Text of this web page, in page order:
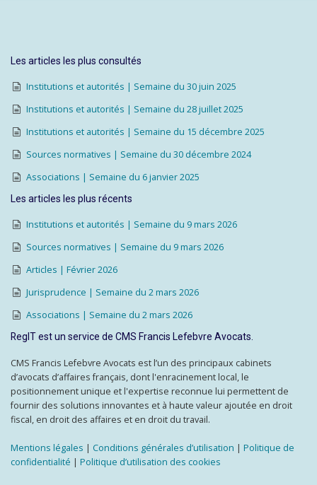
Les articles les plus consultés
Institutions et autorités | Semaine du 30 juin 2025
Institutions et autorités | Semaine du 28 juillet 2025
Institutions et autorités | Semaine du 15 décembre 2025
Sources normatives | Semaine du 30 décembre 2024
Associations | Semaine du 6 janvier 2025
Les articles les plus récents
Institutions et autorités | Semaine du 9 mars 2026
Sources normatives | Semaine du 9 mars 2026
Articles | Février 2026
Jurisprudence | Semaine du 2 mars 2026
Associations | Semaine du 2 mars 2026
RegIT est un service de CMS Francis Lefebvre Avocats.
CMS Francis Lefebvre Avocats est l’un des principaux cabinets
d’avocats d’affaires français, dont l'enracinement local, le
positionnement unique et l'expertise reconnue lui permettent de
fournir des solutions innovantes et à haute valeur ajoutée en droit
fiscal, en droit des affaires et en droit du travail.
Mentions légales | Conditions générales d’utilisation | Politique de
confidentialité | Politique d’utilisation des cookies